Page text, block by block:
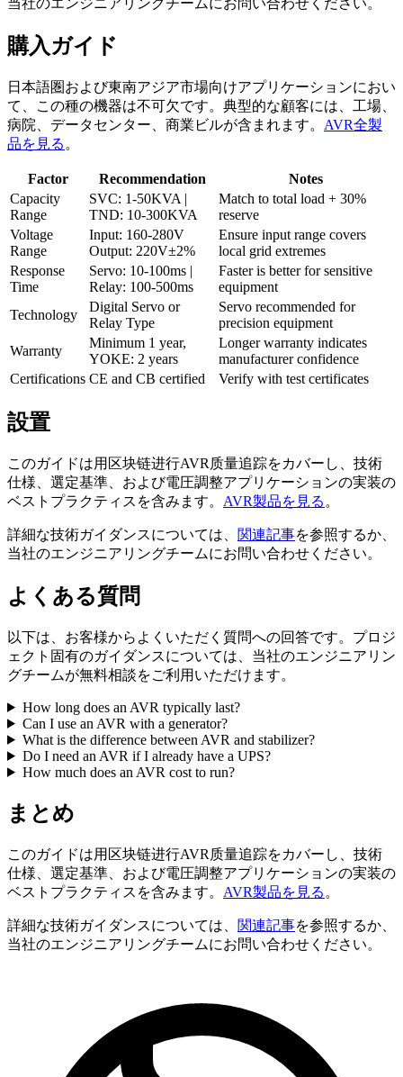
当社のエンジニアリングチームにお問い合わせください。
購入ガイド
日本語圏および東南アジア市場向けアプリケーションにおい
て、この種の機器は不可欠です。典型的な顧客には、工場、
病院、データセンター、商業ビルが含まれます。 AVR全製
品を見る 。
Factor Recommendation
Notes
Capacity
Range
SVC: 1-50KVA |
TND: 10-300KVA
Match to total load + 30%
reserve
Voltage
Range
Input: 160-280V
Output: 220V±2%
Ensure input range covers
local grid extremes
Response
Time
Servo: 10-100ms |
Relay: 100-500ms
Faster is better for sensitive
equipment
Technology
Digital Servo or
Relay Type
Servo recommended for
precision equipment
Warranty
Minimum 1 year,
YOKE: 2 years
Longer warranty indicates
manufacturer confidence
Certifications CE and CB certified Verify with test certificates
設置
このガイドは用区块链进行AVR质量追踪をカバーし、技術
仕様、選定基準、および電圧調整アプリケーションの実装の
ベストプラクティスを含みます。 AVR製品を見る 。
詳細な技術ガイダンスについては、 関連記事を参照するか、
当社のエンジニアリングチームにお問い合わせください。
よくある質問
以下は、お客様からよくいただく質問への回答です。プロジ
ェクト固有のガイダンスについては、当社のエンジニアリン
グチームが無料相談をご利用いただけます。
How long does an AVR typically last?
Can I use an AVR with a generator?
What is the difference between AVR and stabilizer?
Do I need an AVR if I already have a UPS?
How much does an AVR cost to run?
まとめ
このガイドは用区块链进行AVR质量追踪をカバーし、技術
仕様、選定基準、および電圧調整アプリケーションの実装の
ベストプラクティスを含みます。 AVR製品を見る 。
詳細な技術ガイダンスについては、 関連記事を参照するか、
当社のエンジニアリングチームにお問い合わせください。